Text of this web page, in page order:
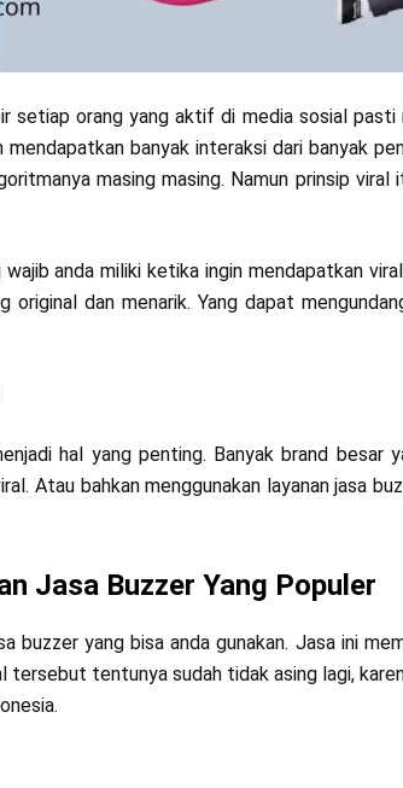
setiap orang yang aktif di media sosial pasti
banyak interaksi dari banyak
masing masing. Namun prinsip
wajib anda miliki ketika ingin mendapatkan
original dan menarik. Yang dapat
hal yang penting. Banyak brand besar
Atau bahkan menggunakan layanan jasa
Jasa Buzzer Yang Populer
buzzer yang bisa anda gunakan. Jasa ini
tentunya sudah tidak asing lagi,